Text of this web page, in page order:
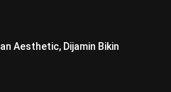
Aesthetic, Dijamin Bikin